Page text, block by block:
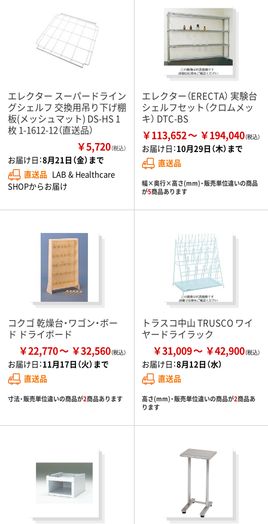
エレクター スーパードライン
グシェルフ 交換用吊り下げ棚
板(メッシュマット) DS-HS 1
枚 1-1612-12（直送品）
￥5,720（税込）
お届け日：8月21日（金）まで
直送品 LAB & Healthcare
SHOPからお届け
エレクター（ERECTA） 実験台
シェルフセット（クロムメッ
キ） DTC-BS
￥113,652 ￥194,040
お届け日：10月29日（木）まで
直送品
幅×奥行×高さ(mm)・販売単位違いの商品
が5商品あります
コクゴ 乾燥台・ワゴン・ボー
ド ドライボード
￥22,770 ￥32,560
お届け日：11月17日（火）まで
直送品
寸法・販売単位違いの商品が2商品あります
トラスコ中山 TRUSCO ワイ
ヤードライラック
￥31,009 ￥42,900
お届け日：8月12日（水）
直送品
高さ(mm)・販売単位違いの商品が2商品あ
ります